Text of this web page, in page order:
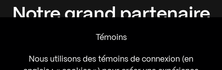
Notre grand partenaire
Témoins
Nous utilisons des témoins de connexion (en